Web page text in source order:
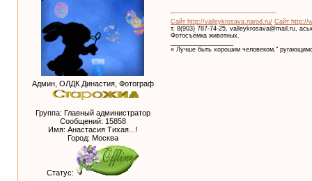
Админ, ОЛДК Династия, Фотограф
Группа: Главный администратор
Сообщений: 15858
Имя: Анастасия Тихая...!
Город: Москва
Статус:
Сайт http://valleykrosava.narod.ru/ Сайт http://
т. 8(903) 787-74-25, valleykrosava@mail.ru,
Фотосъёмка животных.
« Лучше быть хорошим человеком,"